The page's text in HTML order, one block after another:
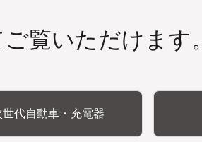
覧いただけます。
世代自動車・充電器